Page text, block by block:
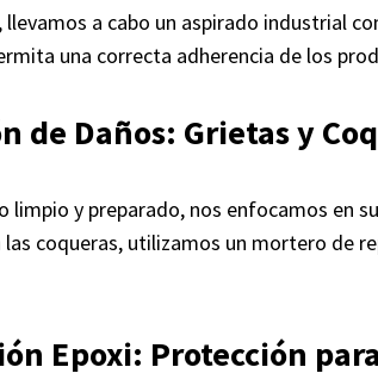
a cabo un aspirado industrial
una correcta adherencia de los
de Daños: Grietas y
limpio y preparado, nos enfocamos en
las coqueras, utilizamos un mortero de
Epoxi: Protección